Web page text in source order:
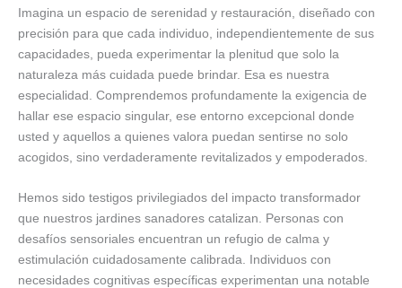
Imagina un espacio de serenidad y restauración, diseñado con
precisión para que cada individuo, independientemente de sus
capacidades, pueda experimentar la plenitud que solo la
naturaleza más cuidada puede brindar. Esa es nuestra
especialidad. Comprendemos profundamente la exigencia de
hallar ese espacio singular, ese entorno excepcional donde
usted y aquellos a quienes valora puedan sentirse no solo
acogidos, sino verdaderamente revitalizados y empoderados.
Hemos sido testigos privilegiados del impacto transformador
que nuestros jardines sanadores catalizan. Personas con
desafíos sensoriales encuentran un refugio de calma y
estimulación cuidadosamente calibrada. Individuos con
necesidades cognitivas específicas experimentan una notable